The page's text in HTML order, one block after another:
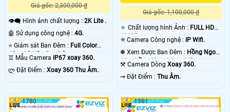
Giá gốc: 2,300,000 ₫
👁️‍🗨 Hình ảnh chất lượng : 2K Lite .
🤖️ Sử dụng công nghệ : 4G.
⭐ Giám sát Ban Đêm : Full Color
15m Có Màu Ban Ðêm.
♊ Mẫu Camera IP67 xoay 360.
️ლ Đặt Điểm : Xoay 360 Thu Âm.
Giá gốc: 1,100,000 ₫
🔅 Chất lượng hình Ảnh : FULL HD
1080P .
✳️ Camera Công nghệ : IP Wifi.
❃ Xem Được Ban Đêm : Hồng Ngoại
10m Hồng Ngoại Smart IR.
⚒ Camera DòngXoay 360.
️⇝ Đặt Điểm :Thu Âm.
1780 1991